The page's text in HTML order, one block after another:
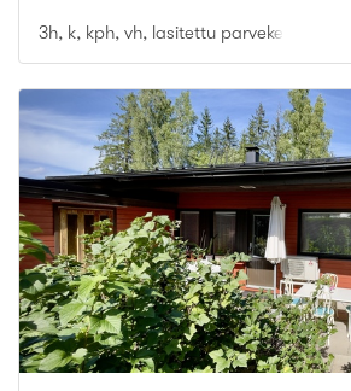
3h, k, kph, vh, lasitettu parveke